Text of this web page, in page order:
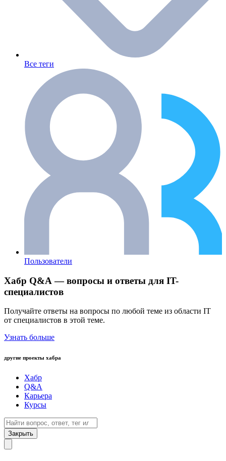
Все теги
Пользователи
Хабр Q&A — вопросы и ответы для IT-
специалистов
Получайте ответы на вопросы по любой теме из области IT
от специалистов в этой теме.
Узнать больше
другие проекты хабра
Хабр
Q&A
Карьера
Курсы
Закрыть